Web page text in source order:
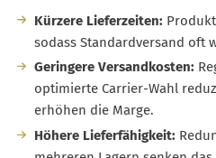
Kürzere Lieferzeiten:
sodass Standardversand oft
Geringere Versandkosten:
optimierte Carrier-Wahl
erhöhen die Marge.
Höhere Lieferfähigkeit: